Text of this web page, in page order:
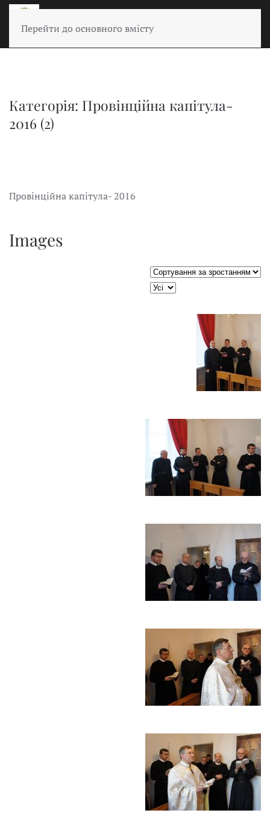
Перейти до основного вмісту
Категорія: Провінційна капітула-
2016 (2)
Провінційна капітула- 2016
Images
Сортувати таблицю за:
JSEARCH_FILTER_LIMIT